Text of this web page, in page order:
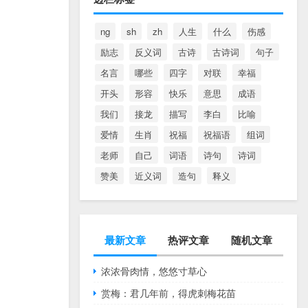
ng sh zh 人生 什么
伤感
励志
反义词 古诗 古诗词
句子
名言
哪些 四字 对联
幸福
开头
形容 快乐 意思
成语
我们
接龙 描写 李白
比喻
爱情
生肖 祝福 祝福语
组词
老师
自己 词语 诗句
诗词
赞美
近义词 造句 释义
最新文章 热评文章 随机文章
浓浓骨肉情，悠悠寸草心
赏梅：君几年前，得虎刺梅花苗